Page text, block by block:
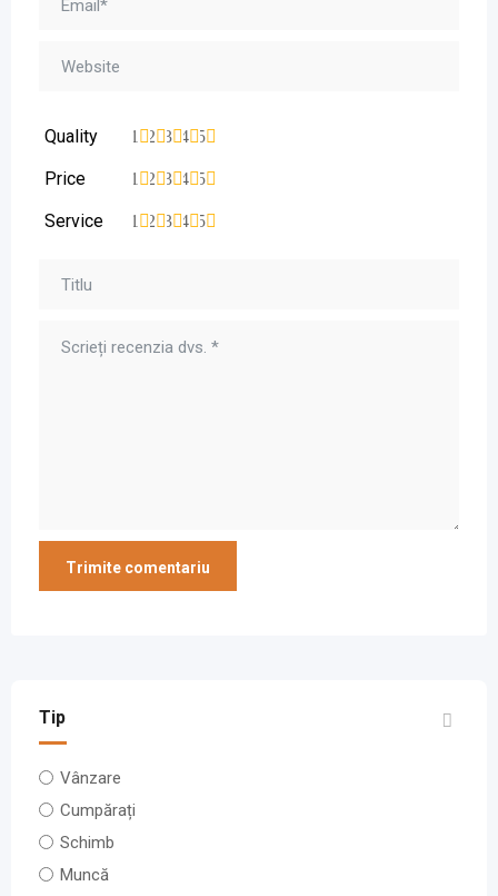
Quality 5
4
3
2
1
Price 5
4
3
2
1
Service 5
4
3
2
1
Tip
Vânzare
Cumpărați
Schimb
Muncă